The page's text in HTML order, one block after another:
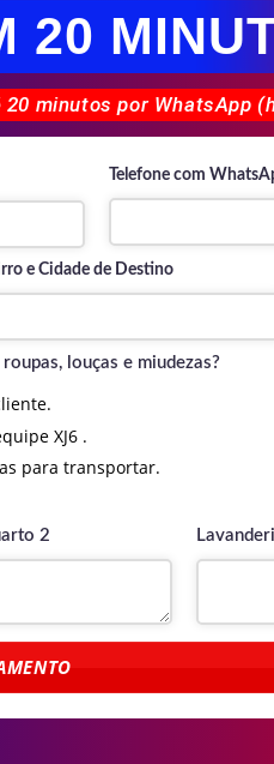
20
minutos por WhatsApp
Telefone com
e Cidade de Destino
louças e miudezas?
XJ6 .
para transportar.
2